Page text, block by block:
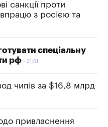
санкції проти
з росією та
спеціальну
рф
21:51
чипів за $16,8 млрд
привласнення